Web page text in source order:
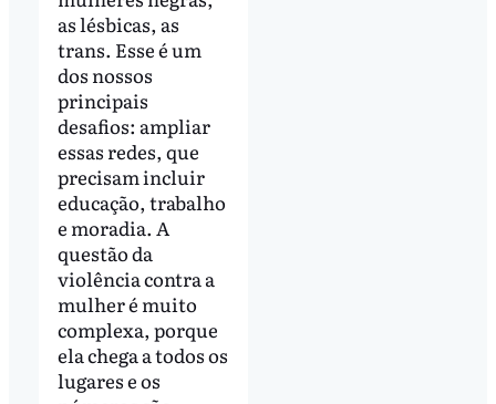
as lésbicas, as
trans. Esse é um
dos nossos
principais
desafios: ampliar
essas redes, que
precisam incluir
educação, trabalho
e moradia. A
questão da
violência contra a
mulher é muito
complexa, porque
ela chega a todos os
lugares e os